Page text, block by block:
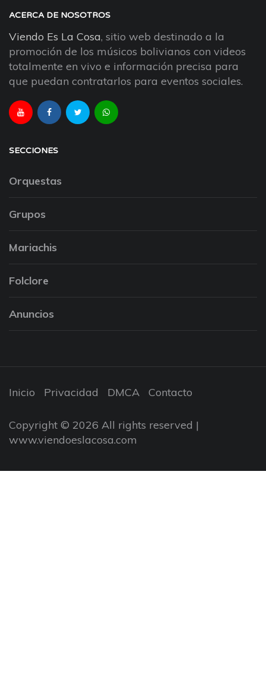
ACERCA DE NOSOTROS
Viendo Es La Cosa, sitio web destinado a la
promoción de los músicos bolivianos con videos
totalmente en vivo e información precisa para
que puedan contratarlos para eventos sociales.
SECCIONES
Orquestas
Grupos
Mariachis
Folclore
Anuncios
Inicio Privacidad DMCA Contacto
Copyright © 2026 All rights reserved |
www.viendoeslacosa.com